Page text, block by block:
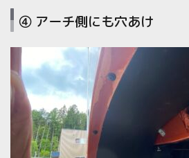
④ アーチ側にも穴あけ